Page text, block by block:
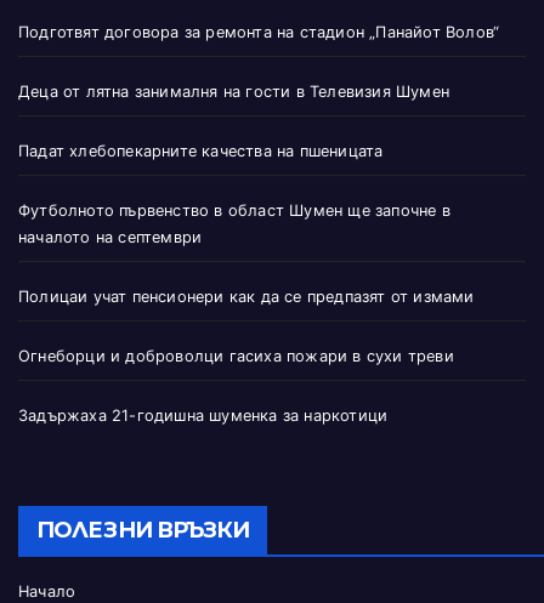
Подготвят договора за ремонта на стадион „Панайот Волов“
Деца от лятна занималня на гости в Телевизия Шумен
Падат хлебопекарните качества на пшеницата
Футболното първенство в област Шумен ще започне в
началото на септември
Полицаи учат пенсионери как да се предпазят от измами
Огнеборци и доброволци гасиха пожари в сухи треви
Задържаха 21-годишна шуменка за наркотици
ПОЛЕЗНИ ВРЪЗКИ
Начало